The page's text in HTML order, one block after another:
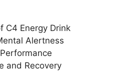
C4 Energy Drink
Alertness
and Recovery